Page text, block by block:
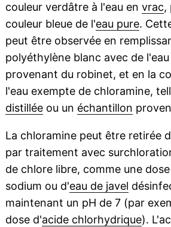
couleur verdâtre à l'eau en vrac,
couleur bleue de l'eau pure.
peut être observée en
polyéthylène blanc avec de
provenant du robinet, et en la
l'eau exempte de chloramine,
distilléeou un échantillon
La chloramine peut être retirée
par traitement avec
de chlore libre, comme une
sodium ou d'eau de javel
maintenant un pH de 7 (par
dose d'acide chlorhydrique).